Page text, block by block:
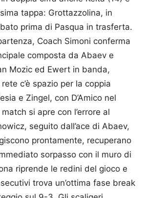
tappa: Grottazzolina, in
prima di Pasqua in trasferta.
Coach Simoni conferma
composta da Abaev e
Mozic ed Ewert in banda,
c’è spazio per la coppia
e Zingel, con D’Amico nel
si apre con l’errore al
seguito dall’ace di Abaev,
prontamente, recuperano
sorpasso con il muro di
riprende le redini del gioco e
trova un’ottima fase break